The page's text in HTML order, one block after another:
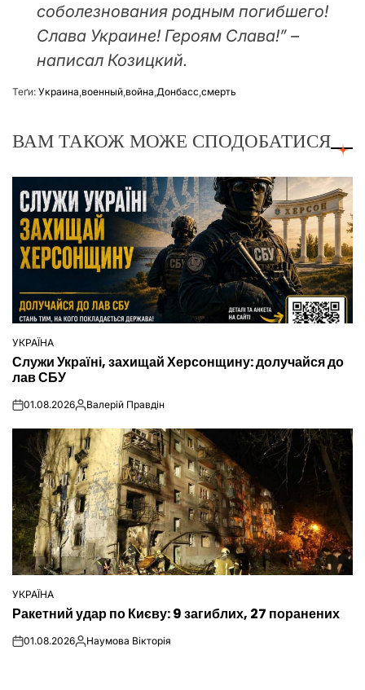
соболезнования родным погибшего!
Слава Украине! Героям Слава!” –
написал Козицкий.
Теґи: Украина военный война Донбасс смерть
ВАМ ТАКОЖ МОЖЕ СПОДОБАТИСЯ
ОПУБЛІКУВАТИ
У
УКРАЇНА
Служи Україні, захищай Херсонщину: долучайся до
лав СБУ
on01.08.2026Опубліковано
Валерій Правдін
ОПУБЛІКУВАТИ
У
УКРАЇНА
Ракетний удар по Києву: 9 загиблих, 27 поранених
on01.08.2026Опубліковано
Наумова Вікторія